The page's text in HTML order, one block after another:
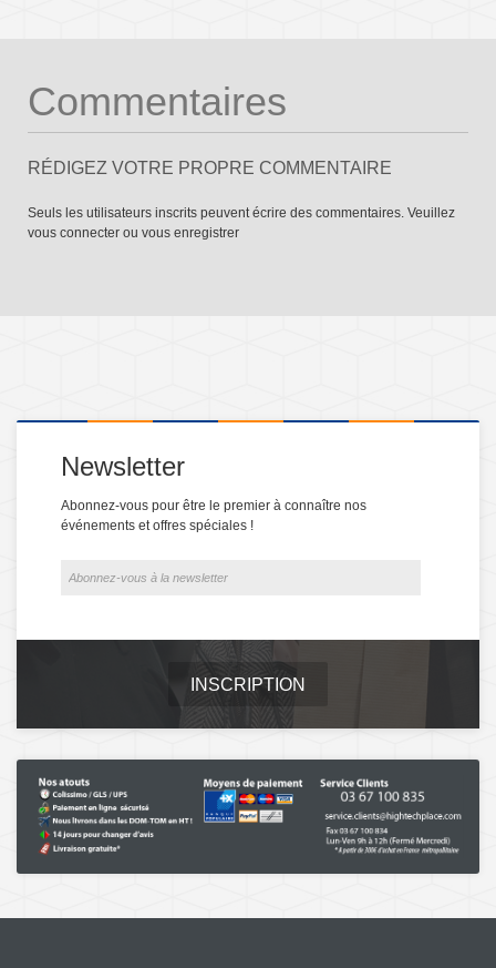
Commentaires
RÉDIGEZ VOTRE PROPRE COMMENTAIRE
Seuls les utilisateurs inscrits peuvent écrire des commentaires. Veuillez
vous connecter ou vous enregistrer
Newsletter
Abonnez-vous pour être le premier à connaître nos
événements et offres spéciales !
INSCRIPTION